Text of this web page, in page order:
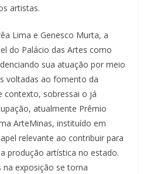
artistas.
Lima e Genesco Murta, a
do Palácio das Artes como
sua atuação por meio
voltadas ao fomento da
contexto, sobressai o já
atualmente Prêmio
ArteMinas, instituído em
relevante ao contribuir para
produção artística no estado.
na exposição se torna